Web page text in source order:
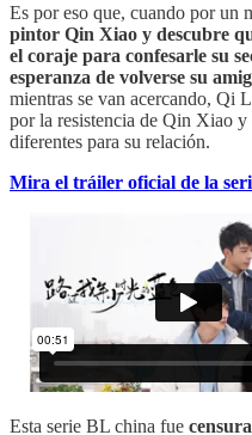
Es por eso que, cuando por un
pintor Qin Xiao y descubre
el coraje para confesarle su
esperanza de volverse su
mientras se van acercando, Qi
por la resistencia de Qin Xiao y
diferentes para su relación.
Mira el tráiler oficial de la
Esta serie BL china fue